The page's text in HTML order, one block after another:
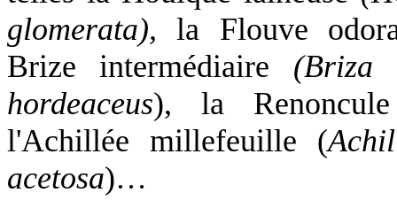
glomerata),la Flouve
Brize intermédiaire (Briza
hordeaceus),la Renoncule
l'Achillée millefeuille (
acetosa)…